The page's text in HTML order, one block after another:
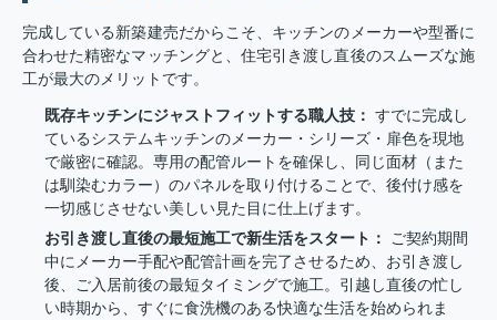
完成している新築建売だからこそ、キッチンのメーカーや型番に
合わせた精密なマッチングと、住宅引き渡し直後のスムーズな施
工が最大のメリットです。
既存キッチンにジャストフィットする職人技： すでに完成し
ているシステムキッチンのメーカー・シリーズ・扉色を現地
で厳密に確認。専用の配管ルートを確保し、同じ面材（また
は馴染むカラー）のパネルを取り付けることで、後付け感を
一切感じさせない美しい見た目に仕上げます。
お引き渡し直後の最短施工で新生活をスタート：
ご契約期間
中にメーカー手配や配管計画を完了させるため、お引き渡し
後、ご入居前後の最短タイミングで施工。引越し直後の忙し
い時期から、すぐに食洗機のある快適な生活を始められま